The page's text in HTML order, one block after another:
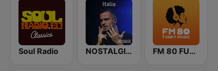
Soul Radio NOSTALGIE ITALIA FM 80 FUNKY MUSIC